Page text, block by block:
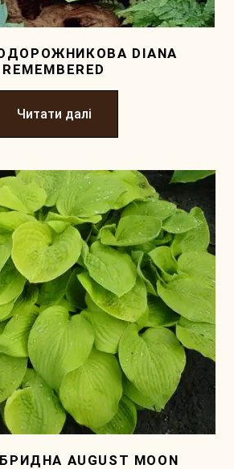
DIANA
REMEMBERED
Читати далі
AUGUST MOON